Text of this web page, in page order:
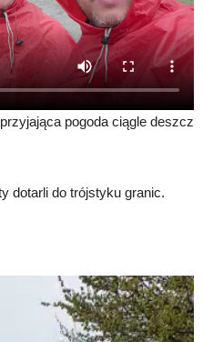
pogoda ciągle deszcz
dotarli do trójstyku granic.